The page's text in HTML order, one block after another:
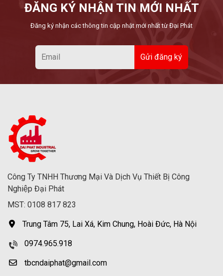
ĐĂNG KÝ NHẬN TIN MỚI NHẤT
Đăng ký nhận các thông tin cập nhật mới nhất từ Đại Phát
Công Ty TNHH Thương Mại Và Dịch Vụ Thiết Bị Công
Nghiệp Đại Phát
MST: 0108 817 823
Trung Tâm 75, Lai Xá, Kim Chung, Hoài Đức, Hà Nội
0974.965.918
tbcndaiphat@gmail.com